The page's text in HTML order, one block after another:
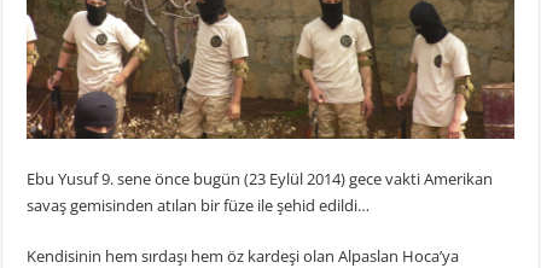
Ebu Yusuf 9. sene önce bugün (23 Eylül 2014) gece vakti Amerikan
savaş gemisinden atılan bir füze ile şehid edildi…
Kendisinin hem sırdaşı hem öz kardeşi olan Alpaslan Hoca’ya